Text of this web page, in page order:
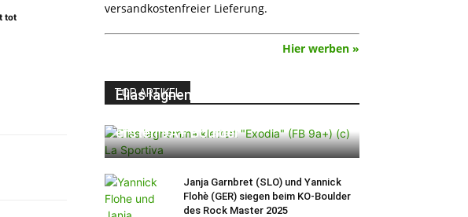
tot
versandkostenfreier Lieferung.
Hier werben »
TOP ARTIKEL
Elias Iagnemma klettert „Exodia“:
ersten 9A+ Boulder
Janja Garnbret (SLO) und Yannick
Flohè (GER) siegen beim KO-Boulder
des Rock Master 2025